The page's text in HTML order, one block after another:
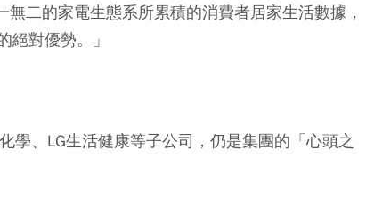
二的家電生態系所累積的消費者居家生活數據，
絕對優勢。」
學、LG生活健康等子公司，仍是集團的「心頭之